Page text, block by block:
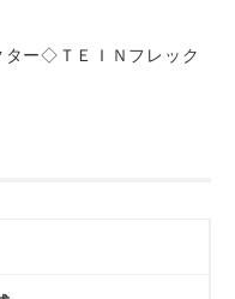
ー◇ＴＥＩＮフレック